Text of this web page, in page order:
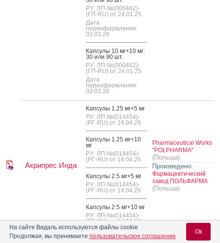
РУ: ЛП-№(000462)-
(ГП-RU) от 24.01.25
Дата
переоформления:
03.03.26
Кап­су­лы 10 мг+10 мг:
30 или 90 шт.
РУ: ЛП-№(000462)-
(ГП-RU) от 24.01.25
Дата
переоформления:
03.03.26
Акрипрес Инда
Кап­су­лы 1.25 мг+5 мг
РУ: ЛП-№(014454)-
(РГ-RU) от 14.04.26
Кап­су­лы 1.25 мг+10
мг
РУ: ЛП-№(014454)-
(РГ-RU) от 14.04.26
Кап­су­лы 2.5 мг+5 мг
РУ: ЛП-№(014454)-
(РГ-RU) от 14.04.26
Кап­су­лы 2.5 мг+10 мг
РУ: ЛП-№(014454)-
(РГ-RU) от 14.04.26
Pharmaceutical Works
"POLPHARMA"
(Польша)
Произведено:
Фармацевтический
завод ПОЛЬФАРМА
(Польша)
Таб­летки 5 мг+10 мг:
На сайте Видаль используются файлы cookie
Продолжая, вы принимаете пользовательское соглашение.
Ok